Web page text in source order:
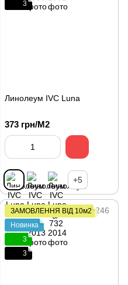
3
Линолеум IVC Luna
373 грн/М2
+5
ЗАМОВЛЕННЯ ВІД 10м2
Новинка
3
3